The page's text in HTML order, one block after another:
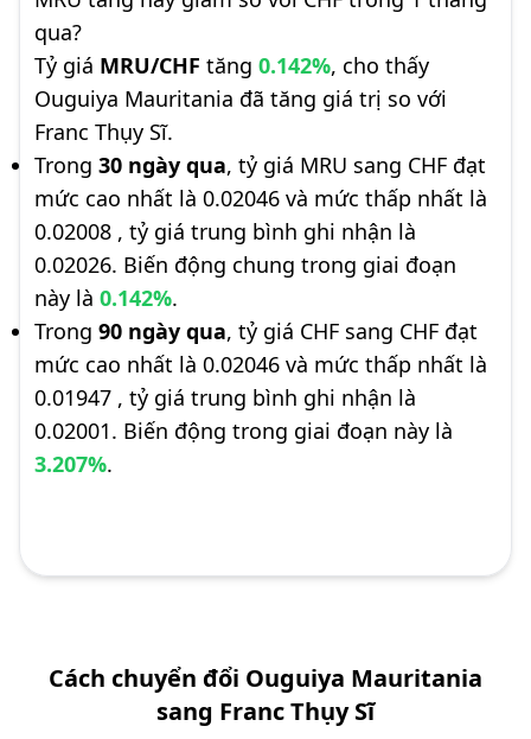
qua?
Tỷ giá MRU/CHF tăng 0.142%, cho thấy
Ouguiya Mauritania đã tăng giá trị so với
Franc Thụy Sĩ.
Trong 30 ngày qua, tỷ giá MRU sang CHF đạt
mức cao nhất là 0.02046 và mức thấp nhất là
0.02008 , tỷ giá trung bình ghi nhận là
0.02026. Biến động chung trong giai đoạn
này là 0.142%.
Trong 90 ngày qua, tỷ giá CHF sang CHF đạt
mức cao nhất là 0.02046 và mức thấp nhất là
0.01947 , tỷ giá trung bình ghi nhận là
0.02001. Biến động trong giai đoạn này là
3.207%.
Cách chuyển đổi Ouguiya Mauritania
sang Franc Thụy Sĩ